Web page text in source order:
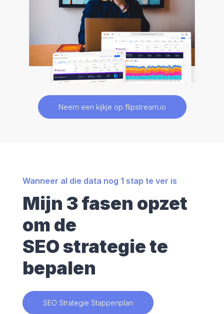
Neem een kijkje op flipstream.io
Wanneer al die data nog 1 stap te ver is
Mijn 3 fasen opzet
om de
SEO strategie te
bepalen
SEO Strategie Stappenplan